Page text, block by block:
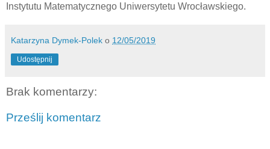
Instytutu Matematycznego Uniwersytetu Wrocławskiego.
Katarzyna Dymek-Polek o 12/05/2019
Udostępnij
Brak komentarzy:
Prześlij komentarz